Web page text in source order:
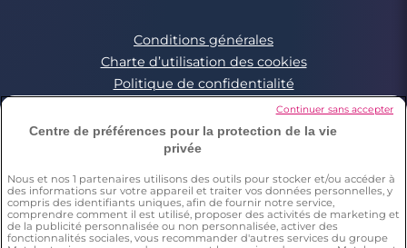
Conditions générales
Charte d’utilisation des cookies
Politique de confidentialité
Conditions Générales applicables aux Events
Signaler un contenu illégal
*Estimation du nombre de personnes ayant déjà fait une
rencontre sur Meetic en France, Italie et Espagne. Chiffre obtenu
par l’extrapolation des résultats d’une enquête réalisée par
Dynata en décembre 2023, sur 6011 personnes résidant en
France, Italie et Espagne âgés de plus de 18 ans,par rapport à la
Centre de préférences pour la protection de la vie
privée
Nous et nos 1 partenaires utilisons des outils pour stocker et/ou accéder à
des informations sur votre appareil et traiter vos données personnelles, y
compris des identifiants uniques, afin de fournir notre service,
comprendre comment il est utilisé, proposer des activités de marketing et
de la publicité personnalisée ou non personnalisée, activer des
fonctionnalités sociales, vous recommander d'autres services du groupe
Continuer sans accepter